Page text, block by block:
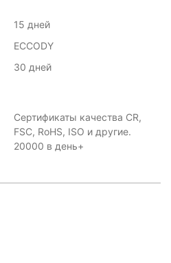
15 дней
ECCODY
30 дней
Сертификаты качества CR,
FSC, RoHS, ISO и другие.
20000 в день+